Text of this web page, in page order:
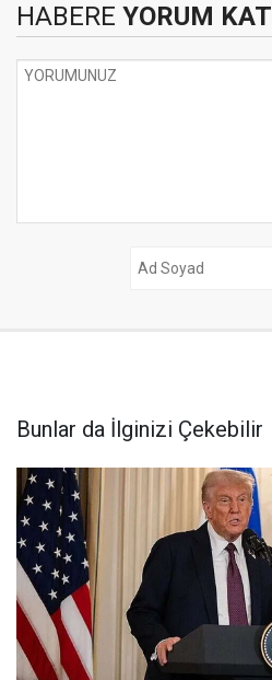
HABERE YORUM KAT
Bunlar da İlginizi Çekebilir